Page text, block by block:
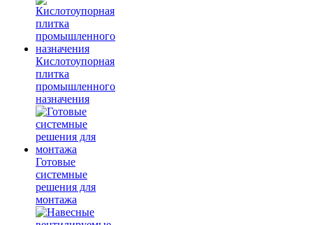
Кислотоупорная
плитка
промышленного
назначения
Готовые
системные
решения для
монтажа